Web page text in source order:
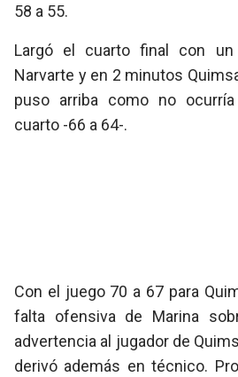
58 a 55.
Largó el cuarto final con
Narvarte y en 2 minutos
puso arriba como no
cuarto -66 a 64-.
Con el juego 70 a 67 para
falta ofensiva de Marina
advertencia al jugador de
derivó además en técnico.